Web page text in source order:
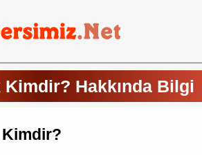
Hakkında Bilgi